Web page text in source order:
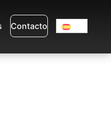
Contacto